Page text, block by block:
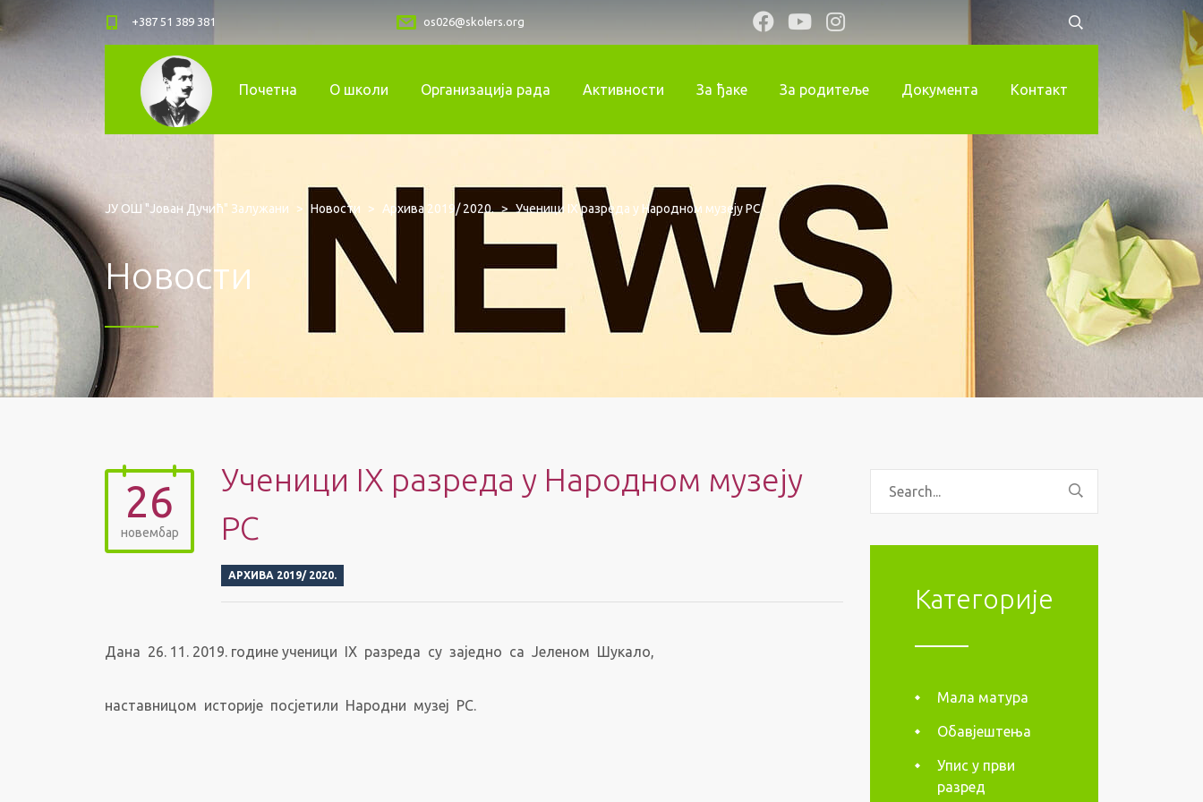
+387 51 389 381 os026@skolers.org
Почетна О школи Организација рада Активности За ђаке За родитеље Документа Контакт
ЈУ ОШ "Јован Дучић" Залужани > Новости > Архива 2019/ 2020. > Ученици IX разреда у Народном музеју РС
Новости
26
новембар
Ученици IX разреда у Народном музеју
РС
АРХИВА 2019/ 2020.
Дана 26. 11. 2019. године ученици IX разреда су заједно са Јеленом Шукало,
наставницом историје посјетили Народни музеј РС.
Категорије
Мала матура
Обавјештења
Упис у први
разред